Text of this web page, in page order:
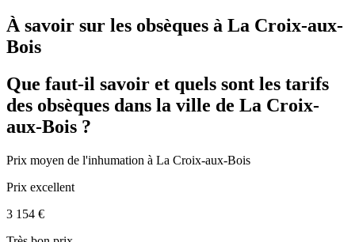
À savoir sur les obsèques à La Croix-aux-
Bois
Que faut-il savoir et quels sont les tarifs
des obsèques dans la ville de La Croix-
aux-Bois ?
Prix moyen de l'inhumation à La Croix-aux-Bois
Prix excellent
3 154 €